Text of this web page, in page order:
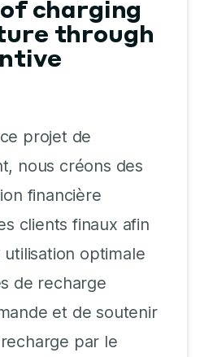
charging
through
projet de
nous créons des
financière
clients finaux afin
optimale
de recharge
et de soutenir
par le